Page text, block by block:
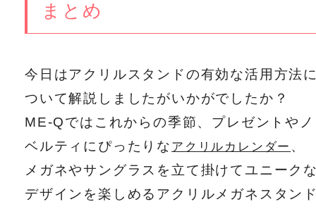
まとめ
今日はアクリルスタンドの有効な活用方法
ついて解説しましたがいかがでしたか？
ME-Qではこれからの季節、プレゼントやノ
ベルティにぴったりな アクリルカレンダー 、
メガネやサングラスを立て掛けてユニーク
デザインを楽しめるアクリルメガネスタン